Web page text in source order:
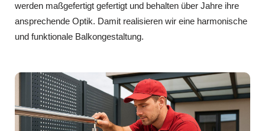
werden maßgefertigt gefertigt und behalten über Jahre ihre
ansprechende Optik. Damit realisieren wir eine harmonische
und funktionale Balkongestaltung.